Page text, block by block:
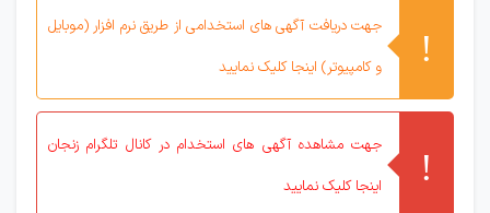
جهت دریافت آگهی های استخدامی از طریق نرم افزار (موبایل
و کامپیوتر) اینجا کلیک نمایید
جهت مشاهده آگهی های استخدام در کانال تلگرام زنجان
اینجا کلیک نمایید